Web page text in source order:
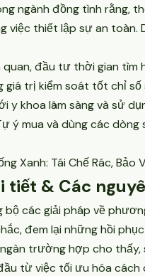
ngành đồng tình rằng,
việc thiết lập sự an toàn.
quan, đầu tư thời gian
giá trị kiểm soát tốt chỉ
y khoa lâm sàng và sử
ý mua và dùng các
Xanh: Tái Chế Rác, Bảo
tiết & Các
bộ các giải pháp về
đem lại những hồi
trường hợp cho thấy,
từ việc tối ưu hóa